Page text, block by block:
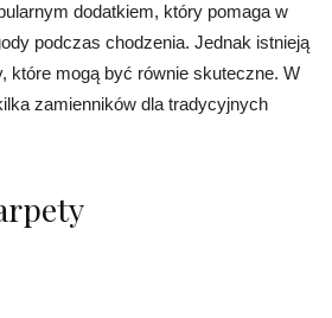
dodatkiem, który pomaga w
podczas chodzenia. Jednak istnieją
które mogą być równie skuteczne. W
zamienników dla tradycyjnych